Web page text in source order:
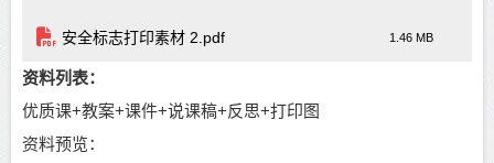
安全标志打印素材 2.pdf 1.46 MB
安全标志打印素材1.pdf
更多幼教资源-幼师OK网.jpg
资料列表：
优质课+教案+课件+说课稿+反思+打印图
资料预览：